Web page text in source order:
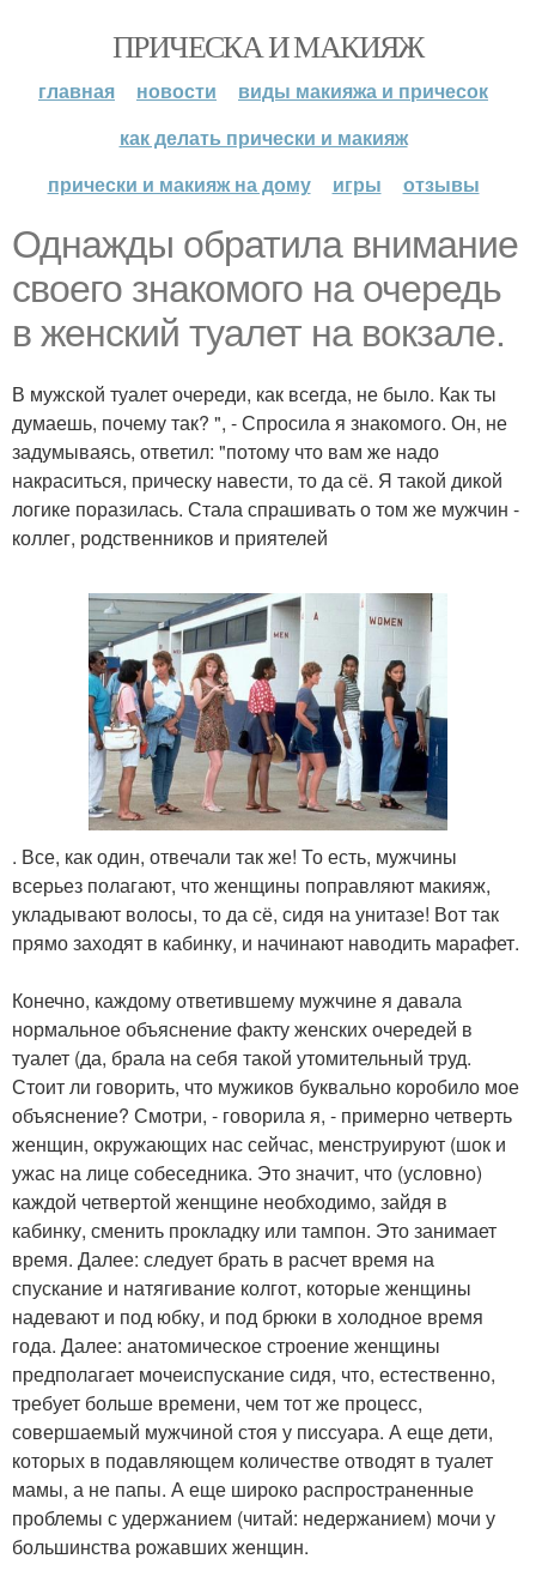
ПРИЧЕСКА И МАКИЯЖ
главная новости
виды макияжа и причесок
как делать прически и макияж
прически и макияж на дому
игры отзывы
Однажды обратила внимание
своего знакомого на очередь
в женский туалет на вокзале.
В мужской туалет очереди, как всегда, не было. Как ты
думаешь, почему так? ", - Спросила я знакомого. Он, не
задумываясь, ответил: "потому что вам же надо
накраситься, прическу навести, то да сё. Я такой дикой
логике поразилась. Стала спрашивать о том же мужчин -
коллег, родственников и приятелей
. Все, как один, отвечали так же! То есть, мужчины
всерьез полагают, что женщины поправляют макияж,
укладывают волосы, то да сё, сидя на унитазе! Вот так
прямо заходят в кабинку, и начинают наводить марафет.
Конечно, каждому ответившему мужчине я давала
нормальное объяснение факту женских очередей в
туалет (да, брала на себя такой утомительный труд.
Стоит ли говорить, что мужиков буквально коробило мое
объяснение? Смотри, - говорила я, - примерно четверть
женщин, окружающих нас сейчас, менструируют (шок и
ужас на лице собеседника. Это значит, что (условно)
каждой четвертой женщине необходимо, зайдя в
кабинку, сменить прокладку или тампон. Это занимает
время. Далее: следует брать в расчет время на
спускание и натягивание колгот, которые женщины
надевают и под юбку, и под брюки в холодное время
года. Далее: анатомическое строение женщины
предполагает мочеиспускание сидя, что, естественно,
требует больше времени, чем тот же процесс,
совершаемый мужчиной стоя у писсуара. А еще дети,
которых в подавляющем количестве отводят в туалет
мамы, а не папы. А еще широко распространенные
проблемы с удержанием (читай: недержанием) мочи у
большинства рожавших женщин.